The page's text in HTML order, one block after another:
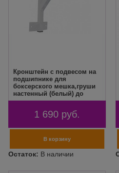
Кронштейн с подвесом на
подшипнике для
боксерского мешка,груши
настенный (белый) до
255кг вынос 51см FLEXTER
1 690 руб.